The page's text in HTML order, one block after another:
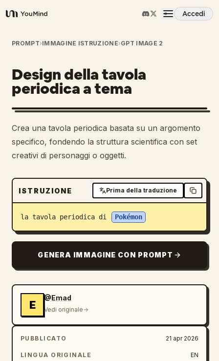
YouMind
Accedi
Panoramica
Casi d'uso
Abilità
Prompt
Scarica
Blog
Aggiornamenti
PROMPT›IMMAGINE ISTRUZIONE›GPT IMAGE 2
Design della tavola
periodica a tema
Crea una tavola periodica basata su un argomento
specifico, fondendo la struttura scientifica con set
creativi di personaggi o oggetti.
ISTRUZIONE Prima della traduzione
la tavola periodica di Pokémon
GENERA IMMAGINE CON PROMPT
E
@Emad
Vedi originale
PUBBLICATO 21 apr 2026
LINGUA ORIGINALE EN